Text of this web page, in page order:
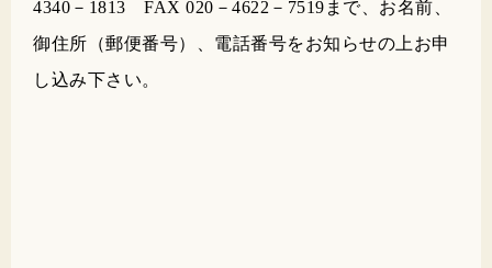
4340－1813 FAX 020－4622－7519まで、お名前、
御住所（郵便番号）、電話番号をお知らせの上お申
し込み下さい。